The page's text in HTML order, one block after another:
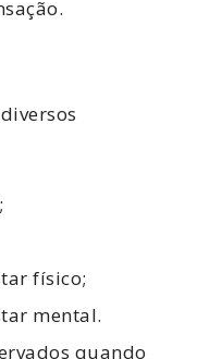
físico;
mental.
quando